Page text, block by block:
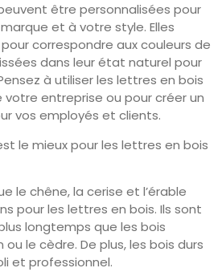
être personnalisées pour
et à votre style. Elles
correspondre aux couleurs de
dans leur état naturel pour
à utiliser les lettres en bois
entreprise ou pour créer un
vos employés et clients.
le mieux pour les lettres en bois
le chêne, la cerise et l’érable
pour les lettres en bois. Ils sont
longtemps que les bois
le cèdre. De plus, les bois durs
et professionnel.